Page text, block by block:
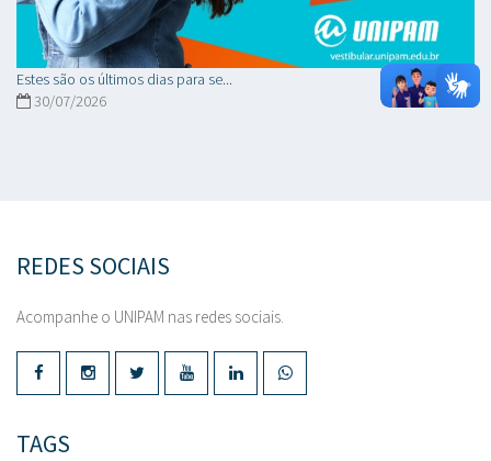
Estes são os últimos dias para se...
30/07/2026
REDES SOCIAIS
Acompanhe o UNIPAM nas redes sociais.
TAGS